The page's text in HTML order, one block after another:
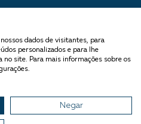
dados de visitantes, para
personalizados e para lhe
site. Para mais informações sobre os
Negar